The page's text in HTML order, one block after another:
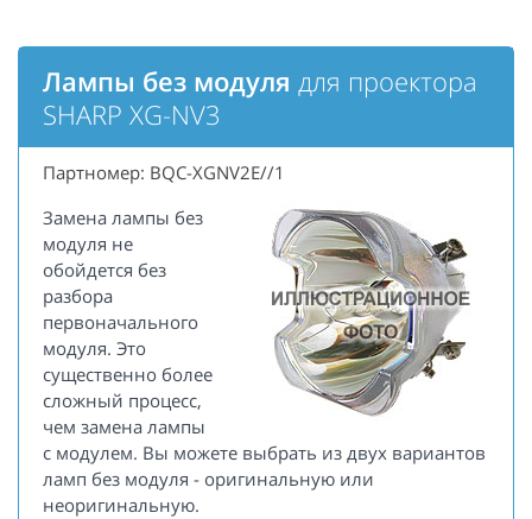
Лампы без модуля для проектора
SHARP XG-NV3
Партномер: BQC-XGNV2E//1
Замена лампы без
модуля не
обойдется без
разбора
первоначального
модуля. Это
существенно более
сложный процесс,
чем замена лампы
с модулем. Вы можете выбрать из двух вариантов
ламп без модуля - оригинальную или
неоригинальную.